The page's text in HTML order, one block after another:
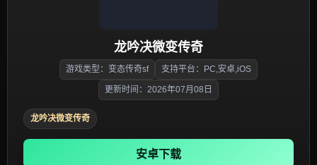
龙吟决微变传奇
游戏类型：变态传奇sf 支持平台：PC,安卓,iOS
更新时间：2026年07月08日
龙吟决微变传奇
安卓下载